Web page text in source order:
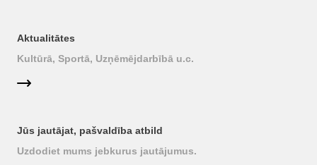
Aktualitātes
Kultūrā, Sportā, Uzņēmējdarbībā u.c.
Jūs jautājat, pašvaldība atbild
Uzdodiet mums jebkurus jautājumus.